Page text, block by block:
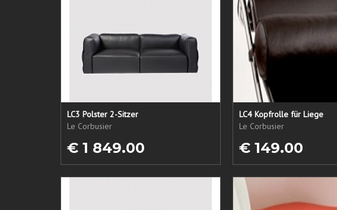
LC3 Polster 2-Sitzer
Le Corbusier
€ 1 849.00
LC4 Kopfrolle für Liege
Le Corbusier
€ 149.00